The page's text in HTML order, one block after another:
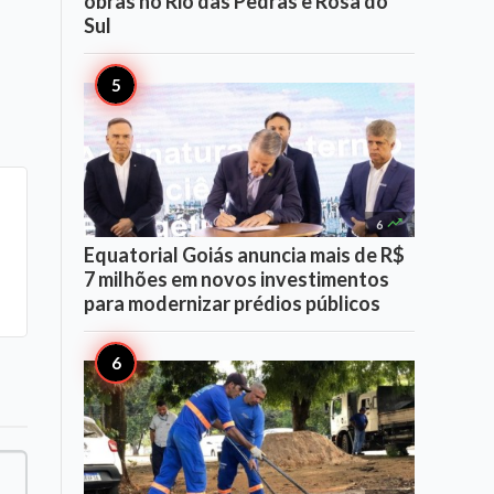
Sul
6 
Equatorial Goiás anuncia mais de R$
7 milhões em novos investimentos
para modernizar prédios públicos